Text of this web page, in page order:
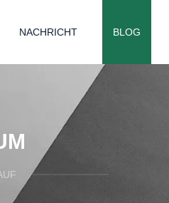
NACHRICHT BLOG